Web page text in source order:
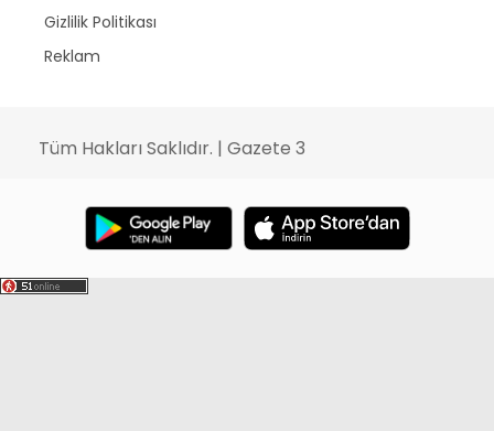
Gizlilik Politikası
Reklam
Tüm Hakları Saklıdır. | Gazete 3